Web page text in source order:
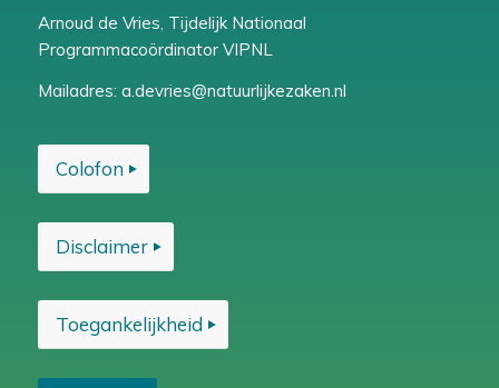
Arnoud de Vries, Tijdelijk Nationaal
Programmacoördinator VIPNL
Mailadres: a.devries@natuurlijkezaken.nl
Colofon
Disclaimer
Toegankelijkheid